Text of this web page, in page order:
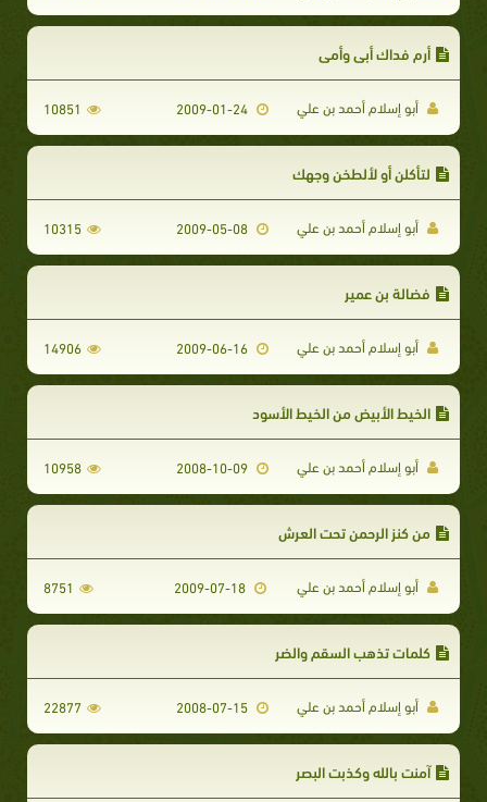
أرم فداك أبي وأمي
أبو إسلام أحمد بن علي 2009-01-24
10851
لتأكلن أو لألطخن وجهك
أبو إسلام أحمد بن علي 2009-05-08
10315
فضالة بن عمير
أبو إسلام أحمد بن علي 2009-06-16
14906
الخيط الأبيض من الخيط الأسود
أبو إسلام أحمد بن علي 2008-10-09
10958
من كنز الرحمن تحت العرش
أبو إسلام أحمد بن علي 8751
كلمات تذهب السقم والضر
أبو إسلام أحمد بن علي 2008-07-15
22877
آمنت بالله وكذبت البصر